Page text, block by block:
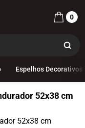
0
Espelhos Decorativos
52x38 cm